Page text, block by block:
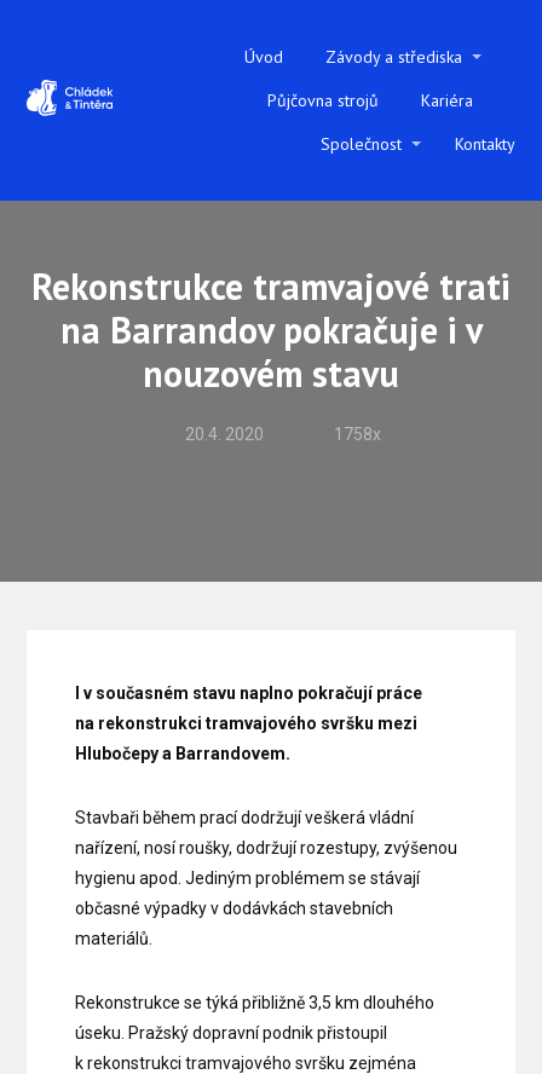
Úvod
Závody a střediska
Půjčovna strojů
Kariéra
Společnost
Kontakty
Rekonstrukce tramvajové trati
na Barrandov pokračuje i v
nouzovém stavu
20.4. 2020 1758x
I v současném stavu naplno pokračují práce
na rekonstrukci tramvajového svršku mezi
Hlubočepy a Barrandovem.
Stavbaři během prací dodržují veškerá vládní
nařízení, nosí roušky, dodržují rozestupy, zvýšenou
hygienu apod. Jediným problémem se stávají
občasné výpadky v dodávkách stavebních
materiálů.
Rekonstrukce se týká přibližně 3,5 km dlouhého
úseku. Pražský dopravní podnik přistoupil
k rekonstrukci tramvajového svršku zejména